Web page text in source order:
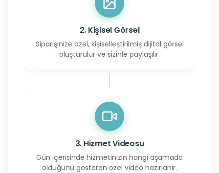
2. Kişisel Görsel
Siparişinize özel, kişiselleştirilmiş dijital görsel
oluşturulur ve sizinle paylaşılır.
3. Hizmet Videosu
Gün içerisinde hizmetinizin hangi aşamada
olduğunu gösteren özel video hazırlanır.